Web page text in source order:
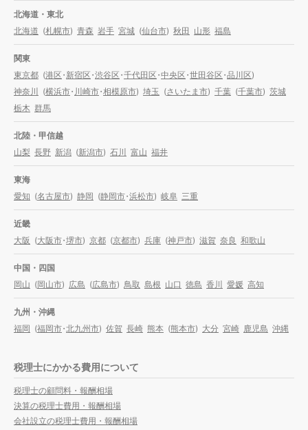
北海道・東北
北海道 (札幌市) 青森 岩手 宮城 (仙台市) 秋田 山形 福島
関東
東京都 (港区・新宿区・渋谷区・千代田区・中央区・世田谷区・品川区)
神奈川
(横浜市・川崎市・相模原市) 埼玉 (さいたま市) 千葉 (千葉市) 茨城
栃木 群馬
北陸・甲信越
山梨 長野 新潟 (新潟市) 石川 富山 福井
東海
愛知 (名古屋市) 静岡 (静岡市・浜松市) 岐阜 三重
近畿
大阪 (大阪市・堺市) 京都 (京都市) 兵庫 (神戸市) 滋賀 奈良 和歌山
中国・四国
岡山 (岡山市) 広島 (広島市) 鳥取 島根 山口 徳島 香川 愛媛 高知
九州・沖縄
福岡 (福岡市・北九州市) 佐賀 長崎 熊本 (熊本市) 大分 宮崎 鹿児島 沖縄
税理士にかかる費用について
税理士の顧問料・報酬相場
決算の税理士費用・報酬相場
会社設立の税理士費用・報酬相場